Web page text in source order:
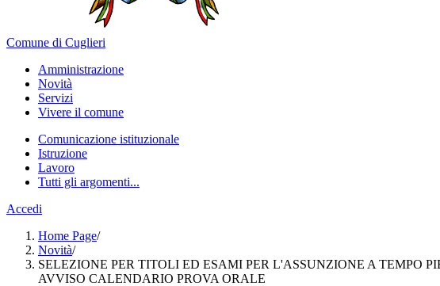
Comune di Cuglieri
Amministrazione
Novità
Servizi
Vivere il comune
Comunicazione istituzionale
Istruzione
Lavoro
Tutti gli argomenti...
Accedi
Home Page/
Novità/
SELEZIONE PER TITOLI ED ESAMI PER L'ASSUNZIONE A TEMPO
AVVISO CALENDARIO PROVA ORALE